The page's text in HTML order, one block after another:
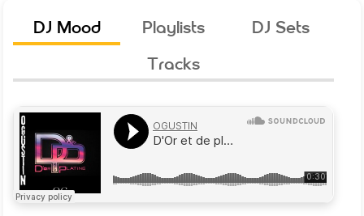
DJ Mood Playlists
DJ Sets
Tracks